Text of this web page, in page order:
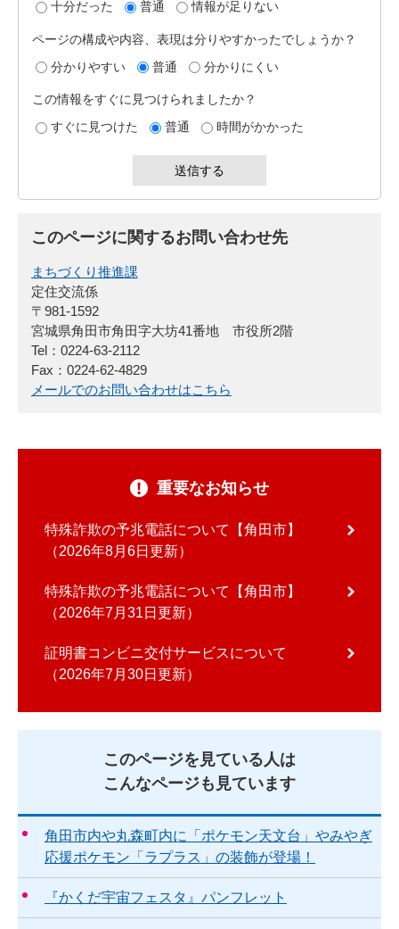
十分だった
普通 情報が足りない
ページの構成や内容、表現は分りやすかったでしょうか？
分かりやすい
普通 分かりにくい
この情報をすぐに見つけられましたか？
すぐに見つけた
普通 時間がかかった
このページに関するお問い合わせ先
まちづくり推進課
定住交流係
〒981-1592
宮城県角田市角田字大坊41番地 市役所2階
Tel：0224-63-2112
Fax：0224-62-4829
メールでのお問い合わせはこちら
重要なお知らせ
特殊詐欺の予兆電話について【角田市】
2026年8月6日更新
特殊詐欺の予兆電話について【角田市】
2026年7月31日更新
証明書コンビニ交付サービスについて
2026年7月30日更新
このページを見ている人は
こんなページも見ています
角田市内や丸森町内に「ポケモン天文台」やみやぎ
応援ポケモン「ラプラス」の装飾が登場！
『かくだ宇宙フェスタ』パンフレット